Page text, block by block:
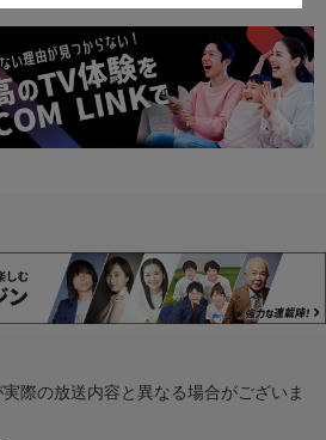
際の放送内容と異なる場合がございま